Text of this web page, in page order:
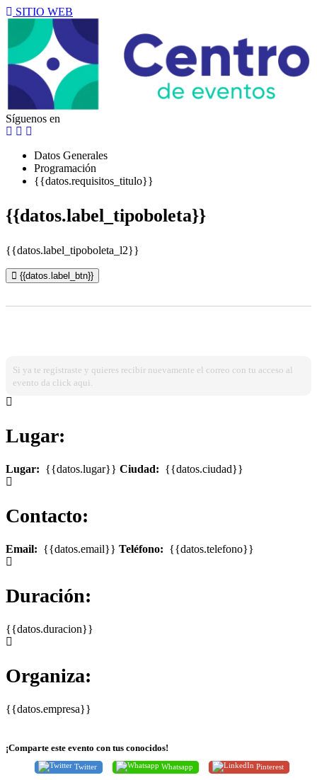
SITIO WEB
Síguenos en
Datos Generales
Programación
{{datos.requisitos_titulo}}
{{datos.label_tipoboleta}}
{{datos.label_tipoboleta_l2}}
{{datos.label_btn}}
Si ya te registraste y quieres recibir nuevamente el correo con tu acceso al
evento da click aqui.
Lugar:
Lugar: {{datos.lugar}} Ciudad: {{datos.ciudad}}
Contacto:
Email: {{datos.email}} Teléfono: {{datos.telefono}}
Duración:
{{datos.duracion}}
Organiza:
{{datos.empresa}}
¡Comparte este evento con tus conocidos!
Twitter Whatsapp Pinterest